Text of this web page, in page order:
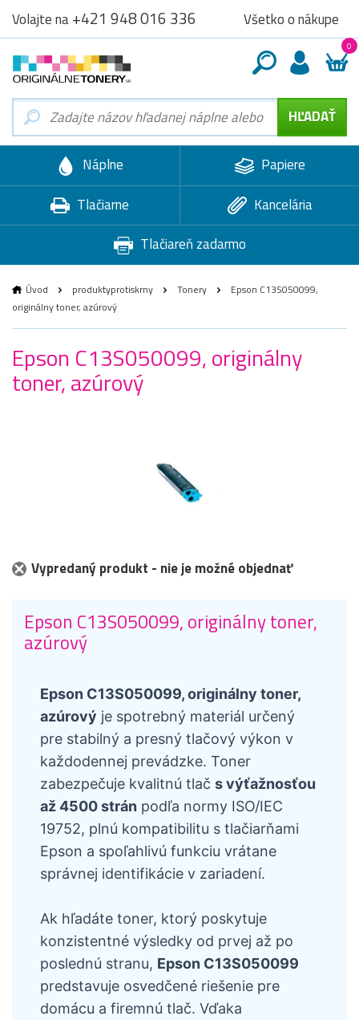
Volajte na+421 948 016 336 Všetko o nákupe
0
Náplne
Papiere
Tlačiarne
Kancelária
Tlačiareň zadarmo
Úvod produktyprotiskrny Tonery
Epson C13S050099,
originálny toner, azúrový
Epson C13S050099, originálny
toner, azúrový
Vypredaný produkt - nie je možné objednať
Epson C13S050099, originálny toner,
azúrový
Epson C13S050099, originálny toner,
azúrový je spotrebný materiál určený
pre stabilný a presný tlačový výkon v
každodennej prevádzke. Toner
zabezpečuje kvalitnú tlač s výťažnosťou
až 4500 strán podľa normy ISO/IEC
19752, plnú kompatibilitu s tlačiarňami
Epson a spoľahlivú funkciu vrátane
správnej identifikácie v zariadení.
Ak hľadáte toner, ktorý poskytuje
konzistentné výsledky od prvej až po
poslednú stranu, Epson C13S050099
predstavuje osvedčené riešenie pre
domácu a firemnú tlač. Vďaka